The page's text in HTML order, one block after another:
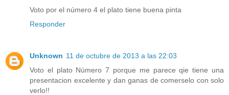
Voto por el número 4 el plato tiene buena pinta
Responder
Unknown 11 de octubre de 2013 a las 22:03
Voto el plato Número 7 porque me parece qie tiene una
presentacion excelente y dan ganas de comerselo con solo
verlo!!